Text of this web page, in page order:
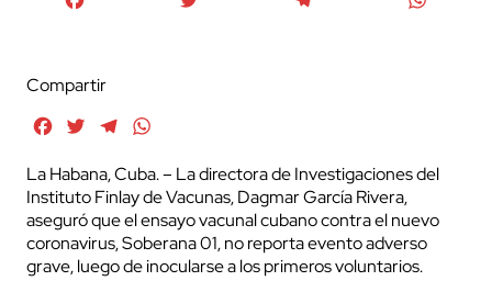
Compartir
FacebookTwitterTelegram
La Habana, Cuba. – La directora de Investigaciones del
Instituto Finlay de Vacunas, Dagmar García Rivera,
aseguró que el ensayo vacunal cubano contra el nuevo
coronavirus, Soberana 01, no reporta evento adverso
grave, luego de inocularse a los primeros voluntarios.